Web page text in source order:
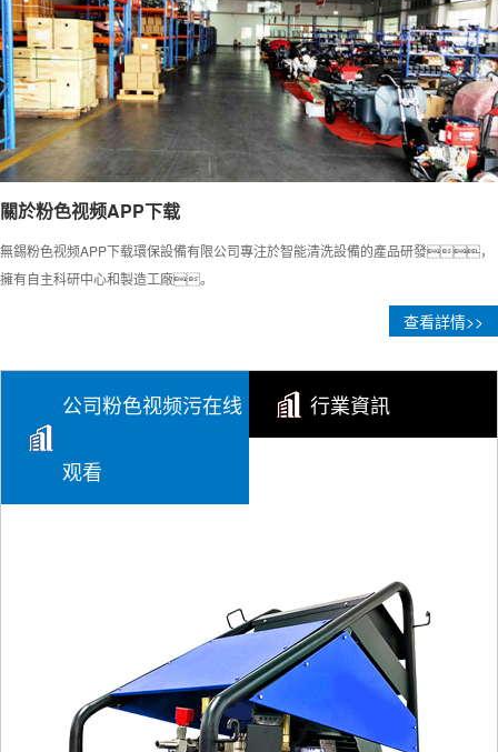
關於粉色视频APP下载
無錫粉色视频APP下载環保設備有限公司專注於智能清洗設備的產品研發，
擁有自主科研中心和製造工廠。
查看詳情>>
公司粉色视频污在线
观看
行業資訊
及注意事項
黑龍江高壓粉色网站入口使用方法
高壓粉色网站入口通過高壓水流實現高效清
潔，廣泛應用於家庭、工
業和商業場景。以下是使用步...
使用高壓粉色网站入口時應注意的事項
高壓粉色网站入口的特性優勢
黑龍江高壓粉色网站入口的應用
高壓粉色网站入口的構造主要包括以下幾個核
黑龍江使用高壓粉色网站入口噴嘴時的注意要點
使用高壓粉色网站入口的噴嘴時，需要
注意多個要點，以確保清洗效果和設備